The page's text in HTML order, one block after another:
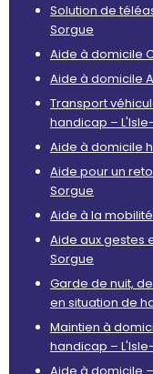
Solution de
Sorgue
Aide à domicile
Aide à domicile
Transport
handicap –
Aide à domicile
Aide pour un
Sorgue
Aide à la
Aide aux gestes
Sorgue
Garde de nuit,
en situation de
Maintien à
handicap –